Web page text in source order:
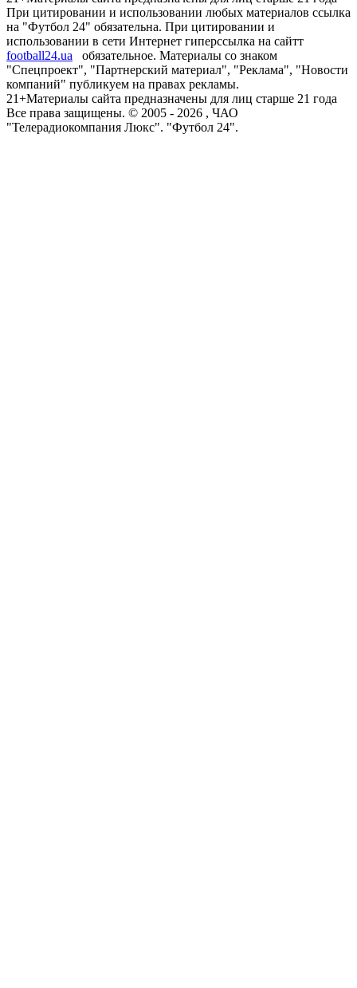
При цитировании и использовании любых материалов ссылка
на "Футбол 24" обязательна. При цитировании и
использовании в сети Интернет гиперссылка на сайтт
football24.ua
обязательное. Материалы со знаком
"Спецпроект", "Партнерский материал", "Реклама", "Новости
компаний" публикуем на правах рекламы.
21+Материалы сайта предназначены для лиц старше 21 года
Все права защищены. © 2005 - 2026 , ЧАО
"Телерадиокомпания Люкс". "Футбол 24".